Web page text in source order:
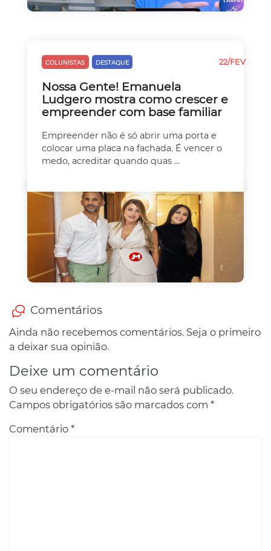
COLUNISTAS DESTAQUE 22/FEV
Nossa Gente! Emanuela
Ludgero mostra como crescer e
empreender com base familiar
Empreender não é só abrir uma porta e
colocar uma placa na fachada. É vencer o
medo, acreditar quando quas ...
Comentários
Ainda não recebemos comentários. Seja o primeiro
a deixar sua opinião.
Deixe um comentário
O seu endereço de e-mail não será publicado.
Campos obrigatórios são marcados com *
Comentário *